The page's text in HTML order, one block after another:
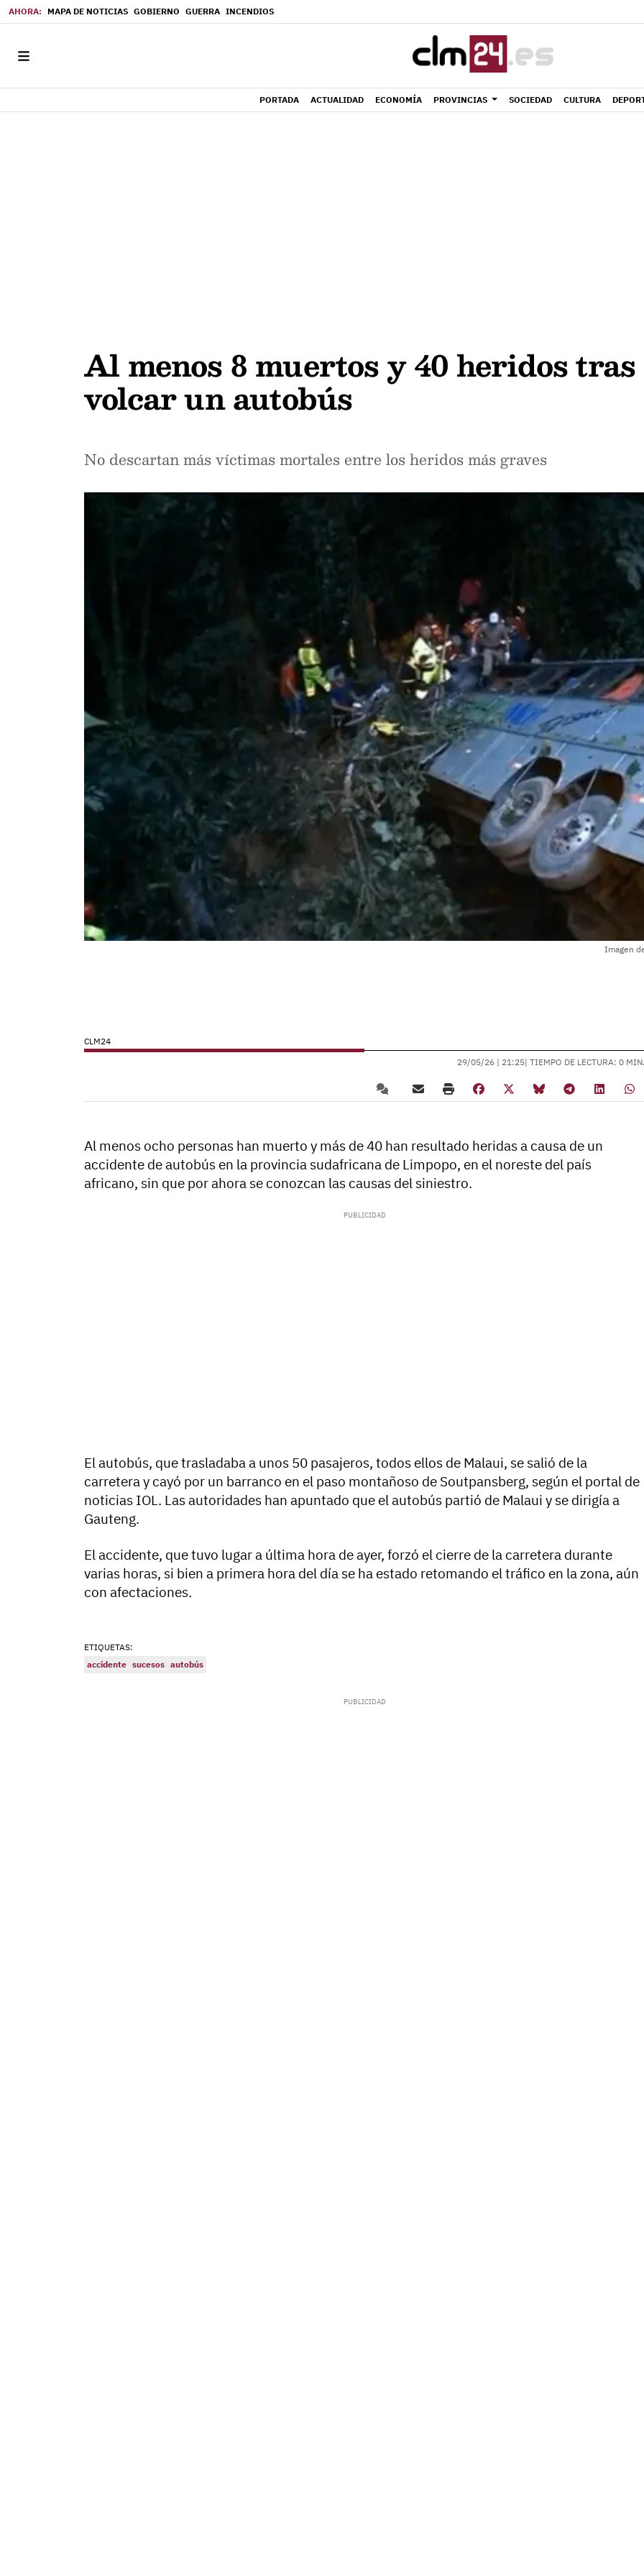
MAPA DE NOTICIAS GOBIERNO GUERRA INCENDIOS
PORTADA ACTUALIDAD ECONOMÍA PROVINCIAS SOCIEDAD CULTURA
Al menos 8 muertos y 40 heridos
volcar un autobús
No descartan más víctimas mortales entre los heridos más graves
Imagen
CLM24
29/05/26 | 21:25| TIEMPO DE LECTURA: 0 MIN.
Al menos ocho personas han muerto y más de 40 han resultado heridas a causa de un
accidente de autobús en la provincia sudafricana de Limpopo, en el noreste del país
africano, sin que por ahora se conozcan las causas del siniestro.
El autobús, que trasladaba a unos 50 pasajeros, todos ellos de Malaui, se salió de la
carretera y cayó por un barranco en el paso montañoso de Soutpansberg, según el portal de
noticias IOL. Las autoridades han apuntado que el autobús partió de Malaui y se dirigía a
Gauteng.
El accidente, que tuvo lugar a última hora de ayer, forzó el cierre de la carretera durante
varias horas, si bien a primera hora del día se ha estado retomando el tráfico en la zona, aún
con afectaciones.
ETIQUETAS:
accidente sucesos autobús